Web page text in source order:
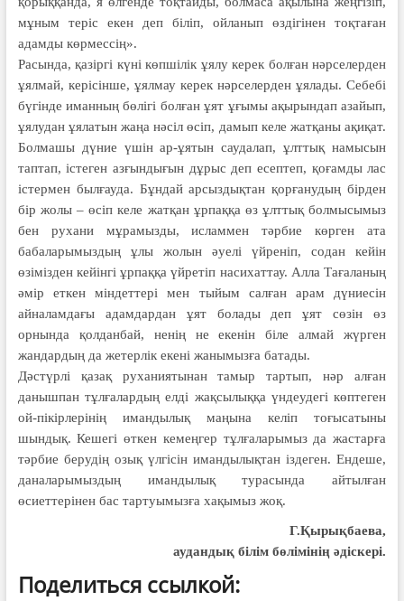
мұным теріс екен деп біліп, ойланып өздігінен тоқтаған
адамды көрмессің».
Расында, қазіргі күні көпшілік ұялу керек болған нәрселерден
ұялмай, керісінше, ұялмау керек нәрселер­ден ұялады. Себебі
бүгінде иманның бөлігі болған ұят ұғымы ақырындап азайып,
ұялудан ұялатын жаңа нәсіл өсіп, дамып келе жатқаны ақиқат.
Болмашы дүние үшін ар-ұятын саудалап, ұлттық намысын
таптап, істеген азғындығын дұрыс деп есептеп, қоғамды лас
істермен былғауда. Бұндай арсыздықтан қорғанудың бірден
бір жолы – өсіп келе жатқан ұрпаққа өз ұлттық болмысымыз
бен рухани мұрамызды, исламмен тәрбие көрген ата
бабаларымыздың ұлы жолын әуелі үйреніп, содан кейін
өзімізден кейінгі ұрпаққа үйретіп насихаттау. Алла Тағаланың
әмір еткен міндеттері мен тыйым салған арам дүниесін
айналамдағы адам­дар­дан ұят болады деп ұят сөзін өз
орнында қолданбай, ненің не екенін біле алмай жүрген
жандардың да жетерлік еке­ні жанымызға батады.
Дәстүрлі қазақ руханиятынан тамыр тартып, нәр алған
данышпан тұлғалардың елді жақсылыққа үндеудегі көптеген
ой-пікірлерінің имандылық маңына келіп тоғысатыны
шындық. Кешегі өткен кемеңгер тұлғаларымыз да жастарға
тәрбие берудің озық үлгісін имандылықтан іздеген. Ендеше,
даналарымыздың имандылық турасында айтылған
өсиеттерінен бас тартуымызға хақымыз жоқ.
Г.Қырықбаева,
аудандық білім бөлімінің әдіскері.
Поделиться ссылкой: